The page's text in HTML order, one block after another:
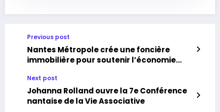
Previous post
Nantes Métropole crée une foncière
immobilière pour soutenir l’économie
Next post
Johanna Rolland ouvre la 7e Conférence
nantaise de la Vie Associative